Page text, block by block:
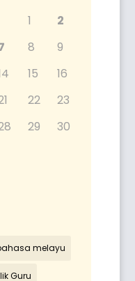
1
2
8
9
15
16
22
23
29
30
melayu
Guru